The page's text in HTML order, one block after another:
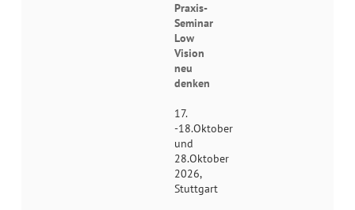
Praxis-
Seminar
Low
Vision
neu
denken
17.
-18.Oktober
und
28.Oktober
2026,
Stuttgart